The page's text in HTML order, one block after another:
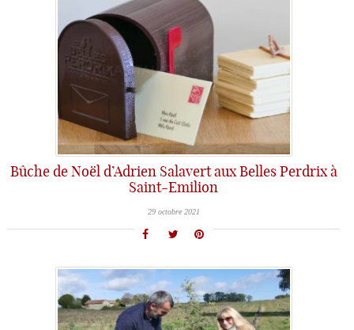
Bûche de Noël d’Adrien Salavert aux Belles Perdrix à
Saint-Emilion
29 octobre 2021